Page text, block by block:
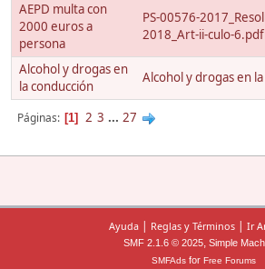
AEPD multa con
2000 euros a
persona
PS-00576-
2018_Art-ii-culo-6.pdf
Alcohol y drogas en
la conducción
Alcohol y drogas en
Páginas 1 2 3 ... 27
Ayuda | Reglas y Términos | Ir
SMF 2.1.6 © 2025, Simple
SMFAdsfor Free Forums